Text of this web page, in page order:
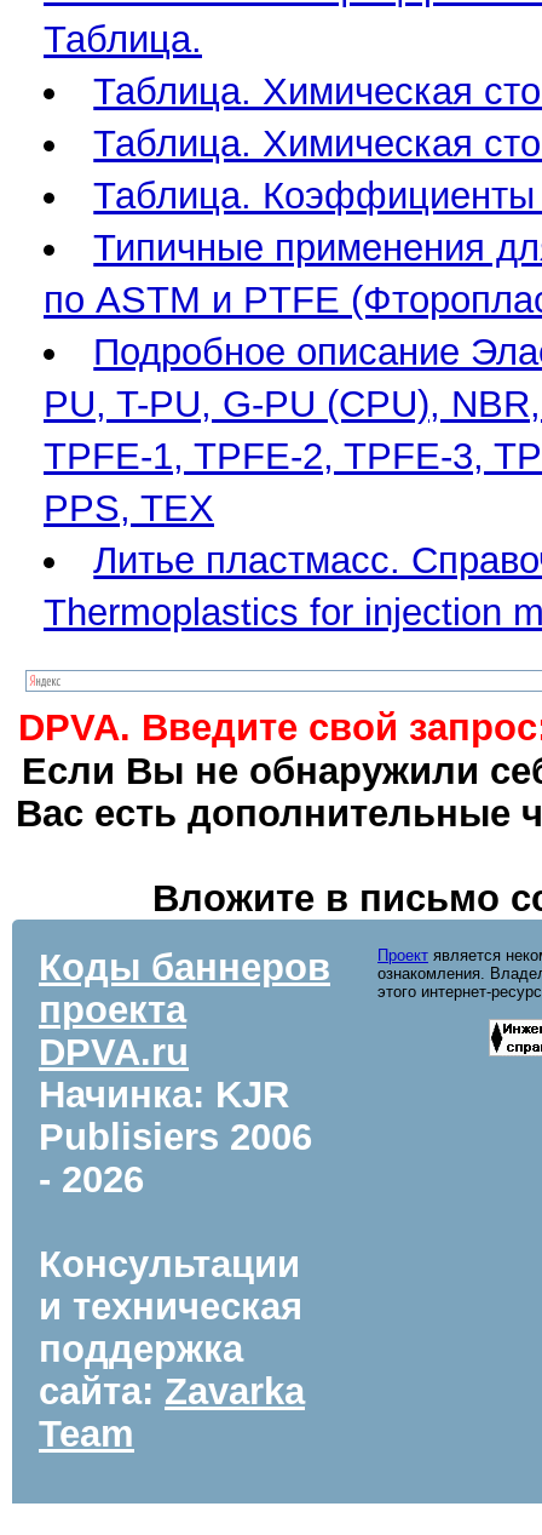
Таблица.
Таблица. Химическая
Таблица. Химическая
Таблица. Коэффициенты
Типичные применения
по ASTM и PTFE
Подробное описание
PU, T-PU, G-PU (CPU),
TPFE-1, TPFE-2, TPFE-3,
PPS, TEX
Литье пластмасс.
Thermoplastics for injection
DPVA. Введите свой
Если Вы не обнаружили
Вас есть дополнительные
Вложите в письмо
Коды баннеров
проекта
DPVA.ru
Начинка: KJR
Publisiers 2006
- 2026
Консультации
и техническая
поддержка
сайта: Zavarka
Team
Проект является
ознакомления.
этого интернет-